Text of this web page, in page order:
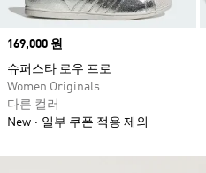
Price
169,000 원
슈퍼스타 로우 프로
Women Originals
다른 컬러
New
일부 쿠폰 적용 제외